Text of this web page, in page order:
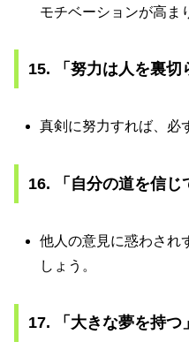
モチベーションが高ま
15. 「努力は人を裏切
真剣に努力すれば、必
16. 「自分の道を信じ
他人の意見に惑わされ
しょう。
17. 「大きな夢を持つ」